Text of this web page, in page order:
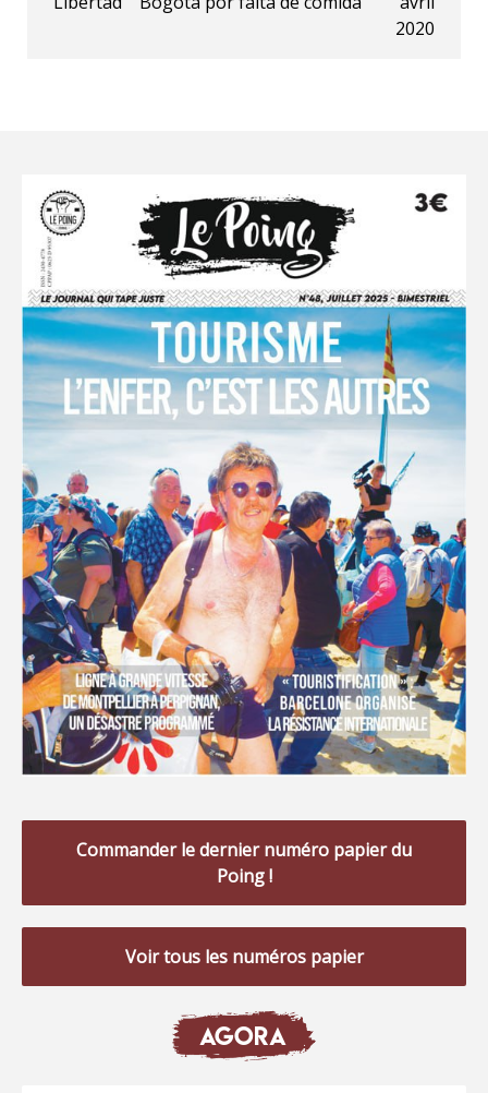
2020
Commander le dernier numéro papier du
Poing !
Voir tous les numéros papier
AGORA